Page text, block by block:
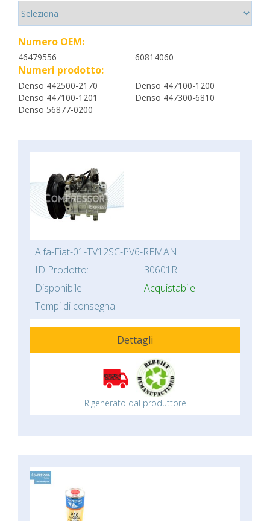
Numero OEM:
46479556 60814060
Numeri prodotto:
Denso 442500-2170
Denso 447100-1200
Denso 447100-1201
Denso 447300-6810
Denso 56877-0200
Alfa-Fiat-01-TV12SC-PV6-REMAN
ID Prodotto:
30601R
Disponibile:
Acquistabile
Tempi di consegna:
-
Dettagli
Rigenerato dal produttore